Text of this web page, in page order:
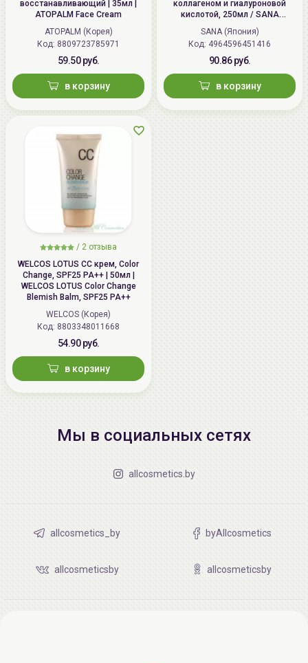
восстанавливающий | 35мл |
ATOPALM Face Cream
ATOPALM (Корея)
Код: 8809723785971
59.50 руб.
в корзину
коллагеном и гиалуроновой
кислотой, 250мл / SANA
HADANOMY Collagen mist
SANA (Япония)
Код: 4964596451416
90.86 руб.
в корзину
/ 2 отзыва
WELCOS LOTUS СС крем, Color
Change, SPF25 PA++ | 50мл |
WELCOS LOTUS Color Change
Blemish Balm, SPF25 PA++
WELCOS (Корея)
Код: 8803348011668
54.90 руб.
в корзину
Мы в социальных сетях
allcosmetics.by
allcosmetics_by byAllcosmetics
allcosmeticsby allcosmeticsby